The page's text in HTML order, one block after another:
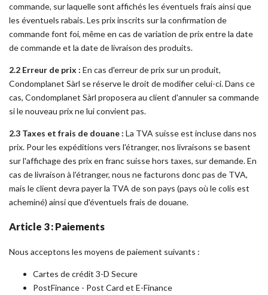
commande, sur laquelle sont affichés les éventuels frais ainsi que
les éventuels rabais. Les prix inscrits sur la confirmation de
commande font foi, même en cas de variation de prix entre la date
de commande et la date de livraison des produits.
2.2 Erreur de prix : En cas d'erreur de prix sur un produit,
Condomplanet Sàrl se réserve le droit de modifier celui-ci. Dans ce
cas, Condomplanet Sàrl proposera au client d'annuler sa commande
si le nouveau prix ne lui convient pas.
2.3 Taxes et frais de douane : La TVA suisse est incluse dans nos
prix. Pour les expéditions vers l'étranger, nos livraisons se basent
sur l'affichage des prix en franc suisse hors taxes, sur demande. En
cas de livraison à l'étranger, nous ne facturons donc pas de TVA,
mais le client devra payer la TVA de son pays (pays où le colis est
acheminé) ainsi que d'éventuels frais de douane.
Article 3 : Paiements
Nous acceptons les moyens de paiement suivants :
Cartes de crédit 3-D Secure
PostFinance - Post Card et E-Finance